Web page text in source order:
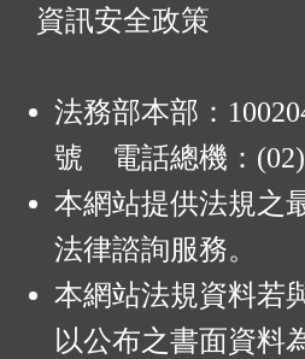
資訊安全政策
法務部本部：
號 電話總機：
本網站提供法規之
法律諮詢服務。
本網站法規資料若
以公布之書面資料